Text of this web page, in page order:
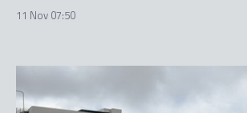
11 Nov 07:50